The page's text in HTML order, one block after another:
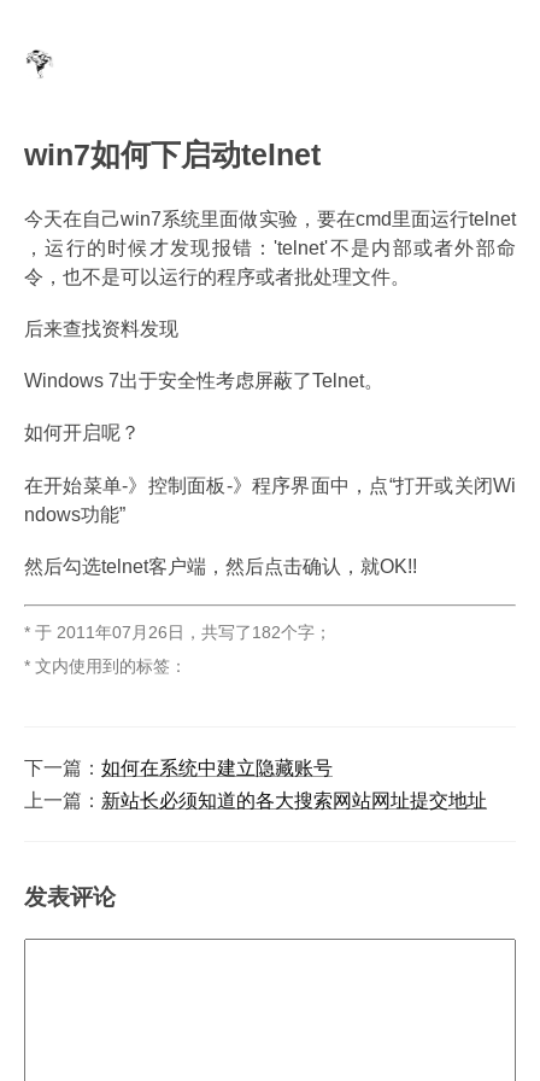
win7如何下启动telnet
今天在自己win7系统里面做实验，要在cmd里面运行telnet
，运行的时候才发现报错：'telnet'不是内部或者外部命
令，也不是可以运行的程序或者批处理文件。
后来查找资料发现
Windows 7出于安全性考虑屏蔽了Telnet。
如何开启呢？
在开始菜单-》控制面板-》程序界面中，点“打开或关闭Wi
ndows功能”
然后勾选telnet客户端，然后点击确认，就OK!!
* 于 2011年07月26日 ， 共写了182个字 ；
* 文内使用到的标签：
下一篇： 如何在系统中建立隐藏账号
上一篇： 新站长必须知道的各大搜索网站网址提交地址
发表评论